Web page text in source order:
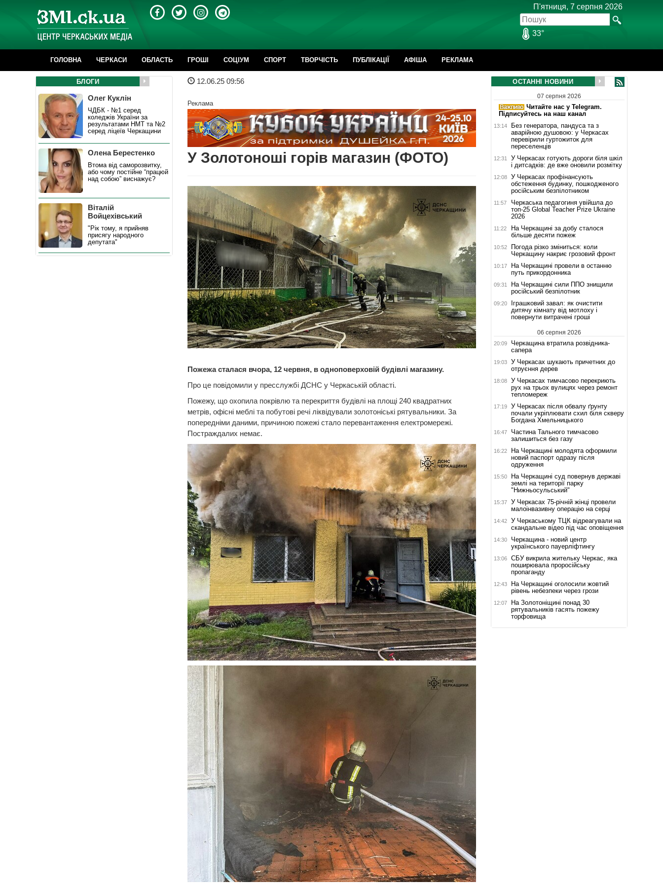
П'ятниця, 7 серпня 2026
33°
ГОЛОВНА ЧЕРКАСИ ОБЛАСТЬ ГРОШІ CОЦІУМ СПОРТ ТВОРЧІСТЬ ПУБЛІКАЦІЇ АФІША РЕКЛАМА
12.06.25 09:56
Реклама
У Золотоноші горів магазин (ФОТО)
Пожежа сталася вчора, 12 червня, в одноповерховій будівлі магазину.
Про це повідомили у пресслужбі ДСНС у Черкаській області.
Пожежу, що охопила покрівлю та перекриття будівлі на площі 240 квадратних
метрів, офісні меблі та побутові речі ліквідували золотоніські рятувальники. За
попередніми даними, причиною пожежі стало перевантаження електромережі.
Постраждалих немає.
БЛОГИ
Олег Куклін
ЧДБК - №1 серед
коледжів України за
результатами НМТ та №2
серед ліцеїв Черкащини
Олена Берестенко
Втома від саморозвитку,
або чому постійне “працюй
над собою” виснажує?
Віталій
Войцехівський
"Рік тому, я прийняв
присягу народного
депутата"
ОСТАННІ НОВИНИ
07 серпня 2026
Читайте нас у Telegram.
Підписуйтесь на наш канал
13:14
Без генератора, пандуса та з
аварійною душовою: у Черкасах
перевірили гуртожиток для
переселенців
12:31
У Черкасах готують дороги біля шкіл
і дитсадків: де вже оновили розмітку
12:08
У Черкасах профінансують
обстеження будинку, пошкодженого
російським безпілотником
11:57
Черкаська педагогиня увійшла до
топ-25 Global Teacher Prize Ukraine
2026
11:22
На Черкащині за добу сталося
більше десяти пожеж
10:52
Погода різко зміниться: коли
Черкащину накриє грозовий фронт
10:17
На Черкащині провели в останню
путь прикордонника
09:31
На Черкащині сили ППО знищили
російський безпілотник
09:20
Іграшковий завал: як очистити
дитячу кімнату від мотлоху і
повернути витрачені гроші
06 серпня 2026
20:09
Черкащина втратила розвідника-
сапера
19:03
У Черкасах шукають причетних до
отруєння дерев
18:08
У Черкасах тимчасово перекриють
рух на трьох вулицях через ремонт
тепломереж
17:19
У Черкасах після обвалу ґрунту
почали укріплювати схил біля скверу
Богдана Хмельницького
16:47
Частина Тального тимчасово
залишиться без газу
16:22
На Черкащині молодята оформили
новий паспорт одразу після
одруження
15:50
На Черкащині суд повернув державі
землі на території парку
"Нижньосульський"
15:37
У Черкасах 75-річній жінці провели
малоінвазивну операцію на серці
14:42
У Черкаському ТЦК відреагували на
скандальне відео під час оповіщення
14:30
Черкащина - новий центр
українського пауерліфтингу
13:06
СБУ викрила жительку Черкас, яка
поширювала проросійську
пропаганду
12:43
На Черкащині оголосили жовтий
рівень небезпеки через грози
12:07
На Золотоніщині понад 30
рятувальників гасять пожежу
торфовища